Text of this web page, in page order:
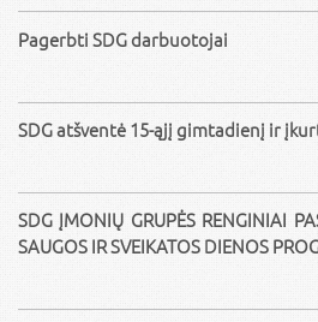
Pagerbti SDG darbuotojai
SDG atšventė 15-ąjį gimtadienį ir
SDG ĮMONIŲ GRUPĖS RENGINIAI
SAUGOS IR SVEIKATOS DIENOS